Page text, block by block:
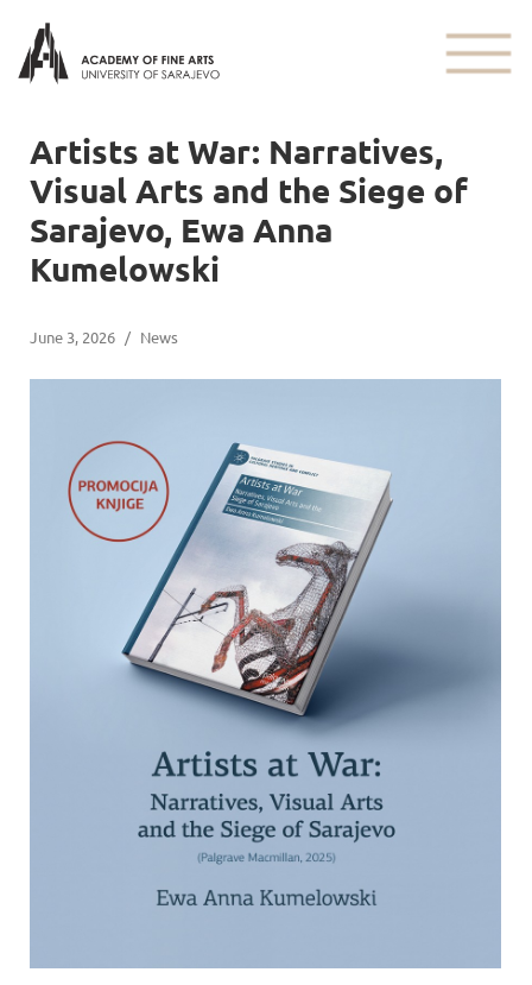
Artists at War: Narratives,
Visual Arts and the Siege of
Sarajevo, Ewa Anna
Kumelowski
June 3, 2026 / News